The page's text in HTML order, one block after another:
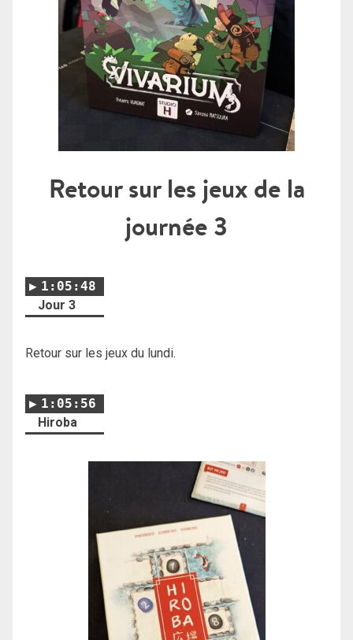
Retour sur les jeux de la
journée 3
1:05:48
Jour 3
Retour sur les jeux du lundi.
1:05:56
Hiroba